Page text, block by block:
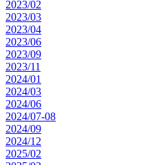
2023/02
2023/03
2023/04
2023/06
2023/09
2023/11
2024/01
2024/03
2024/06
2024/07-08
2024/09
2024/12
2025/02